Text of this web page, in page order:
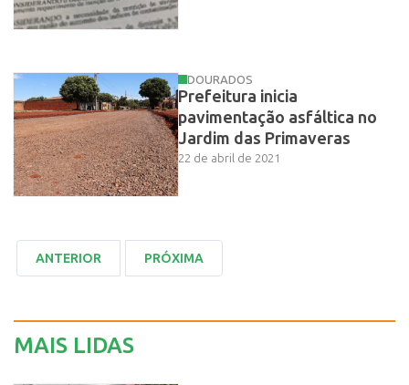
DOURADOS
Prefeitura inicia
pavimentação asfáltica no
Jardim das Primaveras
22 de abril de 2021
MAIS LIDAS